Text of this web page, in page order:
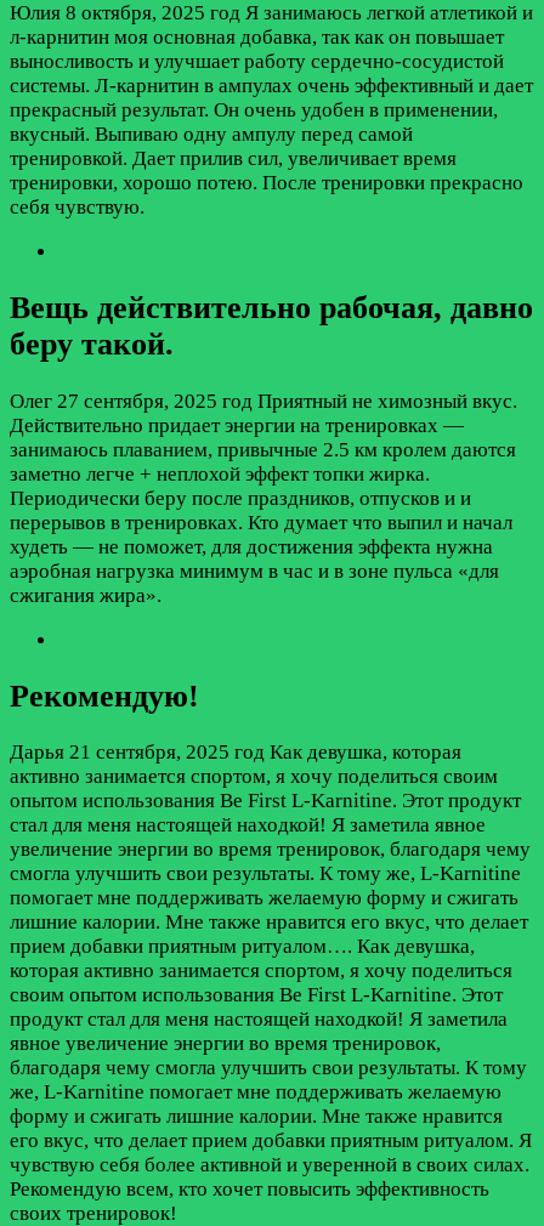
Юлия 8 октября, 2025 год Я занимаюсь легкой атлетикой и
л-карнитин моя основная добавка, так как он повышает
выносливость и улучшает работу сердечно-сосудистой
системы. Л-карнитин в ампулах очень эффективный и дает
прекрасный результат. Он очень удобен в применении,
вкусный. Выпиваю одну ампулу перед самой
тренировкой. Дает прилив сил, увеличивает время
тренировки, хорошо потею. После тренировки прекрасно
себя чувствую.
Вещь действительно рабочая, давно
беру такой.
Олег 27 сентября, 2025 год Приятный не химозный вкус.
Действительно придает энергии на тренировках —
занимаюсь плаванием, привычные 2.5 км кролем даются
заметно легче + неплохой эффект топки жирка.
Периодически беру после праздников, отпусков и и
перерывов в тренировках. Кто думает что выпил и начал
худеть — не поможет, для достижения эффекта нужна
аэробная нагрузка минимум в час и в зоне пульса «для
сжигания жира».
Рекомендую!
Дарья 21 сентября, 2025 год Как девушка, которая
активно занимается спортом, я хочу поделиться своим
опытом использования Be First L-Karnitine. Этот продукт
стал для меня настоящей находкой! Я заметила явное
увеличение энергии во время тренировок, благодаря чему
смогла улучшить свои результаты. К тому же, L-Karnitine
помогает мне поддерживать желаемую форму и сжигать
лишние калории. Мне также нравится его вкус, что делает
прием добавки приятным ритуалом…. Как девушка,
которая активно занимается спортом, я хочу поделиться
своим опытом использования Be First L-Karnitine. Этот
продукт стал для меня настоящей находкой! Я заметила
явное увеличение энергии во время тренировок,
благодаря чему смогла улучшить свои результаты. К тому
же, L-Karnitine помогает мне поддерживать желаемую
форму и сжигать лишние калории. Мне также нравится
его вкус, что делает прием добавки приятным ритуалом. Я
чувствую себя более активной и уверенной в своих силах.
Рекомендую всем, кто хочет повысить эффективность
своих тренировок!